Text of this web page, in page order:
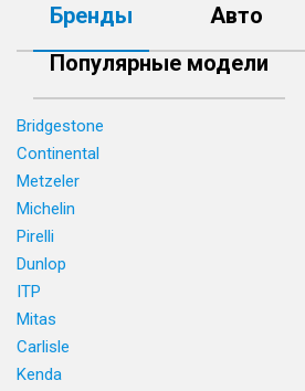
Бренды
Авто
Популярные модели
Bridgestone
Continental
Metzeler
Michelin
Pirelli
Dunlop
ITP
Mitas
Carlisle
Kenda